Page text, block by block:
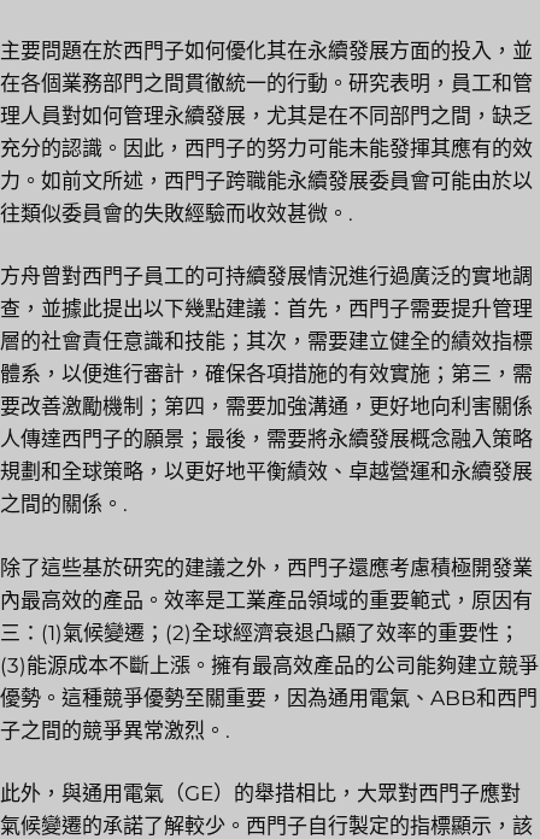
主要問題在於西門子如何優化其在永續發展方面的投入，並
在各個業務部門之間貫徹統一的行動。研究表明，員工和管
理人員對如何管理永續發展，尤其是在不同部門之間，缺乏
充分的認識。因此，西門子的努力可能未能發揮其應有的效
力。如前文所述，西門子跨職能永續發展委員會可能由於以
往類似委員會的失敗經驗而收效甚微。.
方舟曾對西門子員工的可持續發展情況進行過廣泛的實地調
查，並據此提出以下幾點建議：首先，西門子需要提升管理
層的社會責任意識和技能；其次，需要建立健全的績效指標
體系，以便進行審計，確保各項措施的有效實施；第三，需
要改善激勵機制；第四，需要加強溝通，更好地向利害關係
人傳達西門子的願景；最後，需要將永續發展概念融入策略
規劃和全球策略，以更好地平衡績效、卓越營運和永續發展
之間的關係。.
除了這些基於研究的建議之外，西門子還應考慮積極開發業
內最高效的產品。效率是工業產品領域的重要範式，原因有
三：(1)氣候變遷；(2)全球經濟衰退凸顯了效率的重要性；
(3)能源成本不斷上漲。擁有最高效產品的公司能夠建立競爭
優勢。這種競爭優勢至關重要，因為通用電氣、ABB和西門
子之間的競爭異常激烈。.
此外，與通用電氣（GE）的舉措相比，大眾對西門子應對
氣候變遷的承諾了解較少。西門子自行製定的指標顯示，該